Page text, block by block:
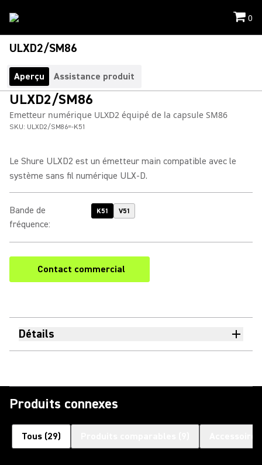
0
ULXD2/SM86
Aperçu Assistance produit
ULXD2/SM86
Emetteur numérique ULXD2 équipé de la capsule SM86
SKU: ULXD2/SM86=-K51
Le Shure ULXD2 est un émetteur main compatible avec le
système sans fil numérique ULX-D.
Bande de
fréquence:
K51 V51
Contact commercial
Détails
Produits connexes
Tous (29)